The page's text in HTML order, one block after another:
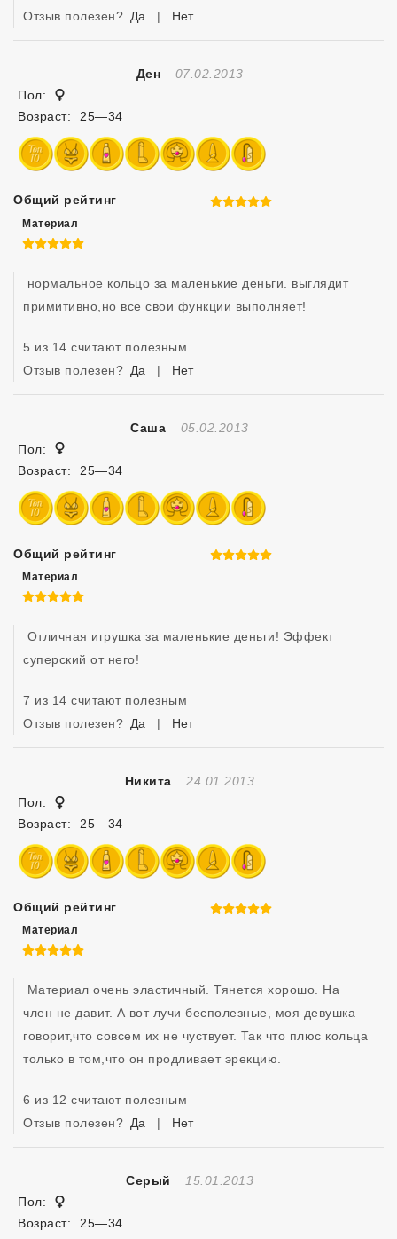
Отзыв полезен? Да | Нет
Ден Отзыв Создан
07.02.2013
Пол:
Возраст:
25—34
Общий рейтинг 5 из 5
Материал
5 из 5
примитивно,но все свои функции выполняет!
5 из 14 считают полезным
Отзыв полезен? Да | Нет
Саша Отзыв Создан
05.02.2013
Пол:
Возраст:
25—34
Общий рейтинг 5 из 5
Материал
5 из 5
суперский от него!
7 из 14 считают полезным
Отзыв полезен? Да | Нет
Никита Отзыв Создан
24.01.2013
Пол:
Возраст:
25—34
Общий рейтинг 5 из 5
Материал
5 из 5
член не давит. А вот лучи бесполезные, моя девушка
говорит,что совсем их не чуствует. Так что плюс кольца
только в том,что он продливает эрекцию.
6 из 12 считают полезным
Отзыв полезен? Да | Нет
Серый Отзыв Создан
15.01.2013
Пол:
Возраст:
25—34